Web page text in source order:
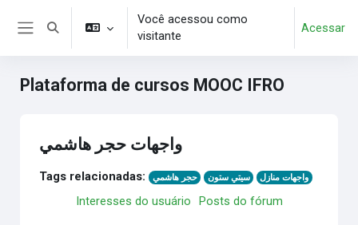
Ir para o conteúdo principal
Alternar entrada de pesquisa
Você acessou como
visitante
Acessar
Plataforma de cursos MOOC IFRO
واجهات حجر هاشمي
Tags relacionadas: حجر هاشمي سيتي ستون واجهات منازل
Interesses do usuário Posts do fórum